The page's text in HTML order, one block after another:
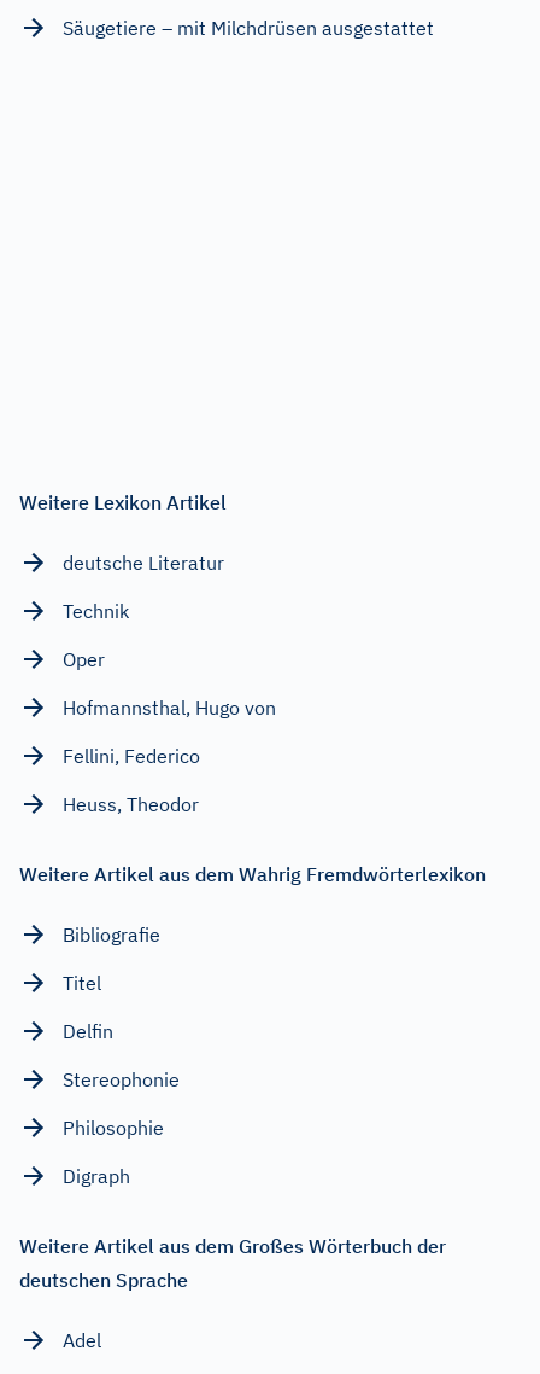
Säugetiere – mit Milchdrüsen ausgestattet
Weitere Lexikon Artikel
deutsche Literatur
Technik
Oper
Hofmannsthal, Hugo von
Fellini, Federico
Heuss, Theodor
Weitere Artikel aus dem Wahrig Fremdwörterlexikon
Bibliografie
Titel
Delfin
Stereophonie
Philosophie
Digraph
Weitere Artikel aus dem Großes Wörterbuch der
deutschen Sprache
Adel